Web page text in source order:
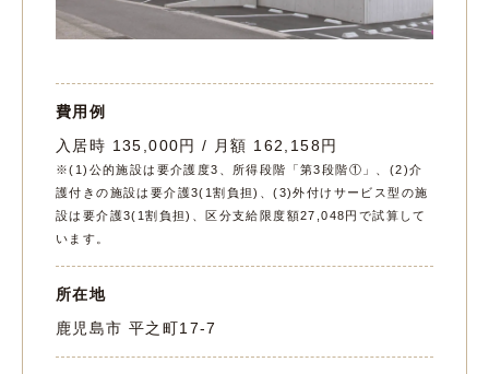
費用例
入居時 135,000円 / 月額 162,158円
※(1)公的施設は要介護度3、所得段階「第3段階①」、(2)介
護付きの施設は要介護3(1割負担)、(3)外付けサービス型の施
設は要介護3(1割負担)、区分支給限度額27,048円で試算して
います。
所在地
鹿児島市 平之町17-7